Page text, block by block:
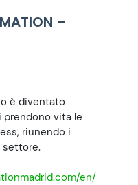
–
è diventato
prendono vita le
riunendo i
settore.
en/